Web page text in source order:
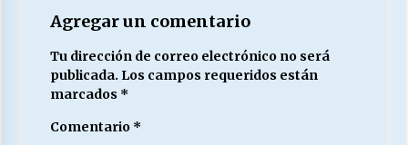
Agregar un comentario
Tu dirección de correo electrónico no será
publicada. Los campos requeridos están
marcados *
Comentario *